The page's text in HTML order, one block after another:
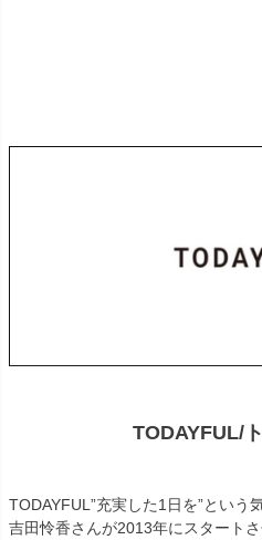
TODAYFUL/
TODAYFUL”充実した1日を”という
吉田怜香さんが2013年にスタート